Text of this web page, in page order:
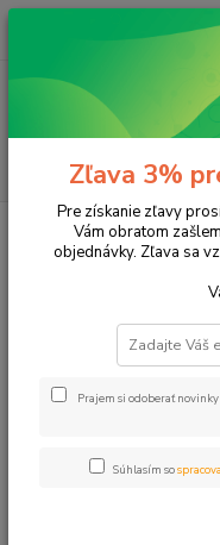
Tonery a náplne do
DCP-
Zľava 3%
Pre získanie zľavy
Vám obratom
objednávky. Zľava sa
Prajem si odoberať
Súhlasím so